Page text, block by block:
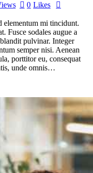
0 Likes
elementum mi tincidunt.
Fusce sodales augue a
pulvinar. Integer
semper nisi. Aenean
porttitor eu, consequat
unde omnis…